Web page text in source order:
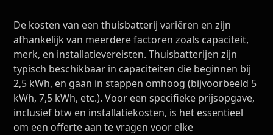
De kosten van een thuisbatterij variëren en zijn
afhankelijk van meerdere factoren zoals capaciteit,
merk, en installatievereisten. Thuisbatterijen zijn
typisch beschikbaar in capaciteiten die beginnen bij
2,5 kWh, en gaan in stappen omhoog (bijvoorbeeld 5
kWh, 7,5 kWh, etc.). Voor een specifieke prijsopgave,
inclusief btw en installatiekosten, is het essentieel
om een offerte aan te vragen voor elke